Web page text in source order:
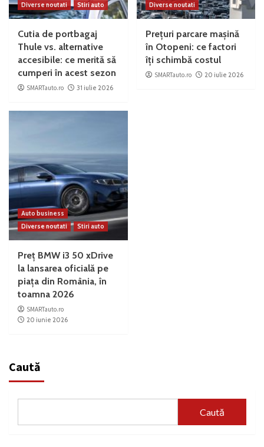
Diverse noutati
Stiri auto
Cutia de portbagaj
Thule vs. alternative
accesibile: ce merită să
cumperi în acest sezon
SMARTauto.ro 31 iulie 2026
Diverse noutati
Prețuri parcare mașină
în Otopeni: ce factori
îți schimbă costul
SMARTauto.ro 20 iulie 2026
Auto business
Diverse noutati
Stiri auto
Preț BMW i3 50 xDrive
la lansarea oficială pe
piața din România, în
toamna 2026
SMARTauto.ro
20 iunie 2026
Caută
Caută